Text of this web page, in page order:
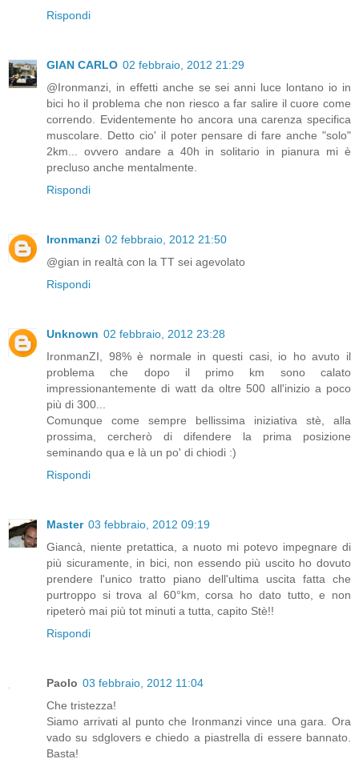
Rispondi
GIAN CARLO 02 febbraio, 2012 21:29
@Ironmanzi, in effetti anche se sei anni luce lontano io in
bici ho il problema che non riesco a far salire il cuore come
correndo. Evidentemente ho ancora una carenza specifica
muscolare. Detto cio' il poter pensare di fare anche "solo"
2km... ovvero andare a 40h in solitario in pianura mi è
precluso anche mentalmente.
Rispondi
Ironmanzi 02 febbraio, 2012 21:50
@gian in realtà con la TT sei agevolato
Rispondi
Unknown 02 febbraio, 2012 23:28
IronmanZI, 98% è normale in questi casi, io ho avuto il
problema che dopo il primo km sono calato
impressionantemente di watt da oltre 500 all'inizio a poco
più di 300...
Comunque come sempre bellissima iniziativa stè, alla
prossima, cercherò di difendere la prima posizione
seminando qua e là un po' di chiodi :)
Rispondi
Master 03 febbraio, 2012 09:19
Giancà, niente pretattica, a nuoto mi potevo impegnare di
più sicuramente, in bici, non essendo più uscito ho dovuto
prendere l'unico tratto piano dell'ultima uscita fatta che
purtroppo si trova al 60°km, corsa ho dato tutto, e non
ripeterò mai più tot minuti a tutta, capito Stè!!
Rispondi
Paolo 03 febbraio, 2012 11:04
Che tristezza!
Siamo arrivati al punto che Ironmanzi vince una gara. Ora
vado su sdglovers e chiedo a piastrella di essere bannato.
Basta!